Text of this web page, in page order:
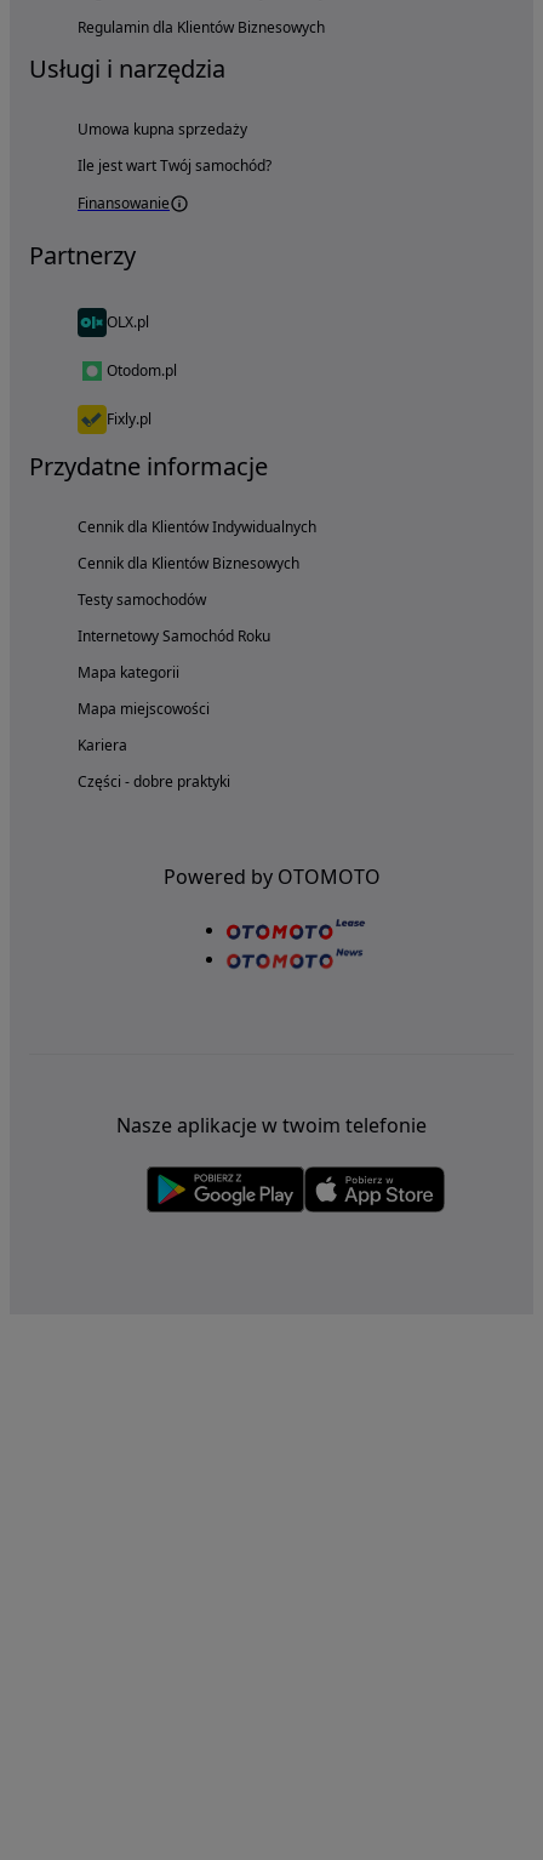
Regulamin dla Klientów Biznesowych
Usługi i narzędzia
Umowa kupna sprzedaży
Ile jest wart Twój samochód?
Finansowanie
Partnerzy
OLX.pl
Otodom.pl
Fixly.pl
Przydatne informacje
Cennik dla Klientów Indywidualnych
Cennik dla Klientów Biznesowych
Testy samochodów
Internetowy Samochód Roku
Mapa kategorii
Mapa miejscowości
Kariera
Części - dobre praktyki
Powered by OTOMOTO
Nasze aplikacje w twoim telefonie